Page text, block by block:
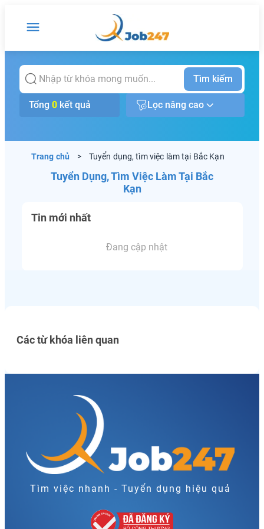
Tìm kiếm
Tổng 0 kết quả Lọc nâng cao
Trang chủ > Tuyển dụng, tìm việc làm tại Bắc Kạn
Tuyển Dụng, Tìm Việc Làm Tại Bắc
Kạn
Tin mới nhất
Đang cập nhật
Các từ khóa liên quan
Tìm việc nhanh - Tuyển dụng hiệu quả